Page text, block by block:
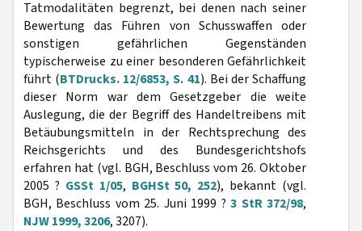
Tatmodalitäten begrenzt, bei denen nach seiner
Bewertung das Führen von Schusswaffen oder
sonstigen gefährlichen Gegenständen
typischerweise zu einer besonderen Gefährlichkeit
führt (BTDrucks. 12/6853, S. 41). Bei der Schaffung
dieser Norm war dem Gesetzgeber die weite
Auslegung, die der Begriff des Handeltreibens mit
Betäubungsmitteln in der Rechtsprechung des
Reichsgerichts und des Bundesgerichtshofs
erfahren hat (vgl. BGH, Beschluss vom 26. Oktober
2005 ? GSSt 1/05, BGHSt 50, 252), bekannt (vgl.
BGH, Beschluss vom 25. Juni 1999 ?3 StR 372/98,
NJW 1999, 3206, 3207).